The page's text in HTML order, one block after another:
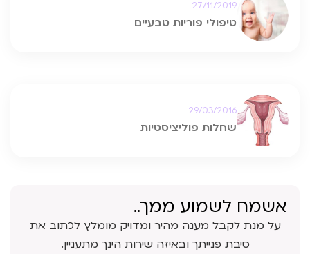
טיפולי פוריות טבעיים
27/11/2019
שחלות פוליציסטיות
29/03/2016
אשמח לשמוע ממך..
על מנת לקבל מענה מהיר ומדויק מומלץ לכתוב את
סיבת פנייתך ובאיזה שירות הינך מתעניין.